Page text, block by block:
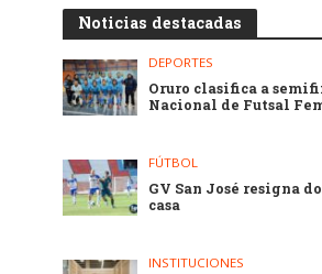
Noticias destacadas
DEPORTES
Oruro clasifica a
Nacional de Futsal
FÚTBOL
GV San José resigna
casa
INSTITUCIONES